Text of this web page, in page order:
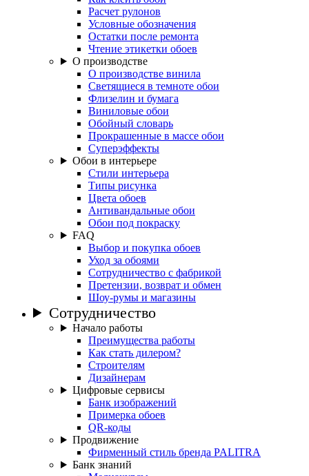
Расчет рулонов
Условные обозначения
Остатки после ремонта
Чтение этикетки обоев
О производстве
О производстве винила
Светящиеся в темноте обои
Флизелин и бумага
Виниловые обои
Обойный словарь
Прокрашенные в массе обои
Суперэффекты
Обои в интерьере
Стили интерьера
Типы рисунка
Цвета обоев
Антивандальные обои
Обои под покраску
FAQ
Выбор и покупка обоев
Уход за обоями
Сотрудничество с фабрикой
Претензии, возврат и обмен
Шоу-румы и магазины
Сотрудничество
Начало работы
Преимущества работы
Как стать дилером?
Строителям
Дизайнерам
Цифровые сервисы
Банк изображений
Примерка обоев
QR-коды
Продвижение
Фирменный стиль бренда PALITRA
Банк знаний